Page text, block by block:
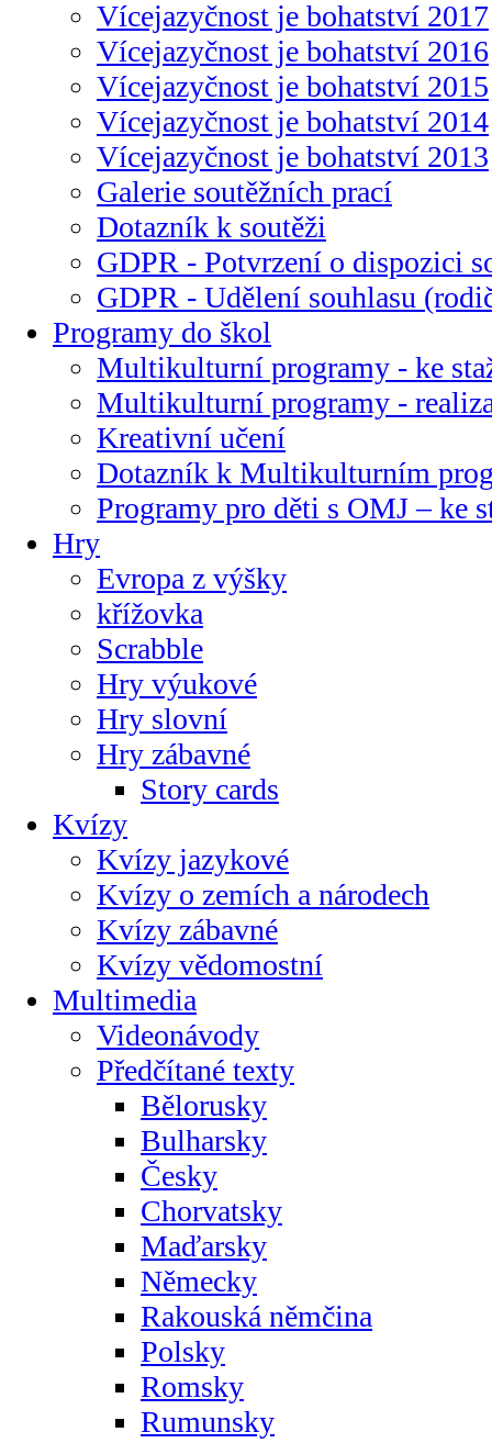
Vícejazyčnost je bohatství 2017
Vícejazyčnost je bohatství 2016
Vícejazyčnost je bohatství 2015
Vícejazyčnost je bohatství 2014
Vícejazyčnost je bohatství 2013
Galerie soutěžních prací
Dotazník k soutěži
GDPR - Potvrzení o dispozici
GDPR - Udělení souhlasu
Programy do škol
Multikulturní programy - ke
Multikulturní programy -
Kreativní učení
Dotazník k Multikulturním
Programy pro děti s OMJ – ke
Hry
Evropa z výšky
křížovka
Scrabble
Hry výukové
Hry slovní
Hry zábavné
Story cards
Kvízy
Kvízy jazykové
Kvízy o zemích a národech
Kvízy zábavné
Kvízy vědomostní
Multimedia
Videonávody
Předčítané texty
Bělorusky
Bulharsky
Česky
Chorvatsky
Maďarsky
Německy
Rakouská němčina
Polsky
Romsky
Rumunsky